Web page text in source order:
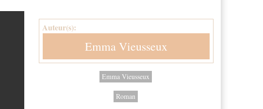
Auteur(s):
Emma Vieusseux
Emma Vieusseux
Roman